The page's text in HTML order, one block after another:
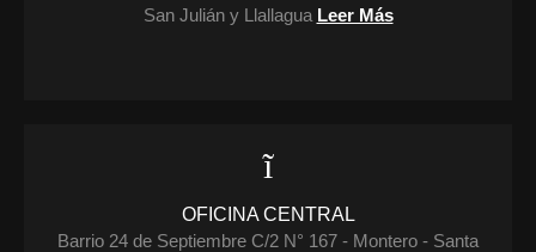
San Julián y Llallagua Leer Más
OFICINA CENTRAL
Barrio 24 de Septiembre C/2 N° 167 - Montero - Santa